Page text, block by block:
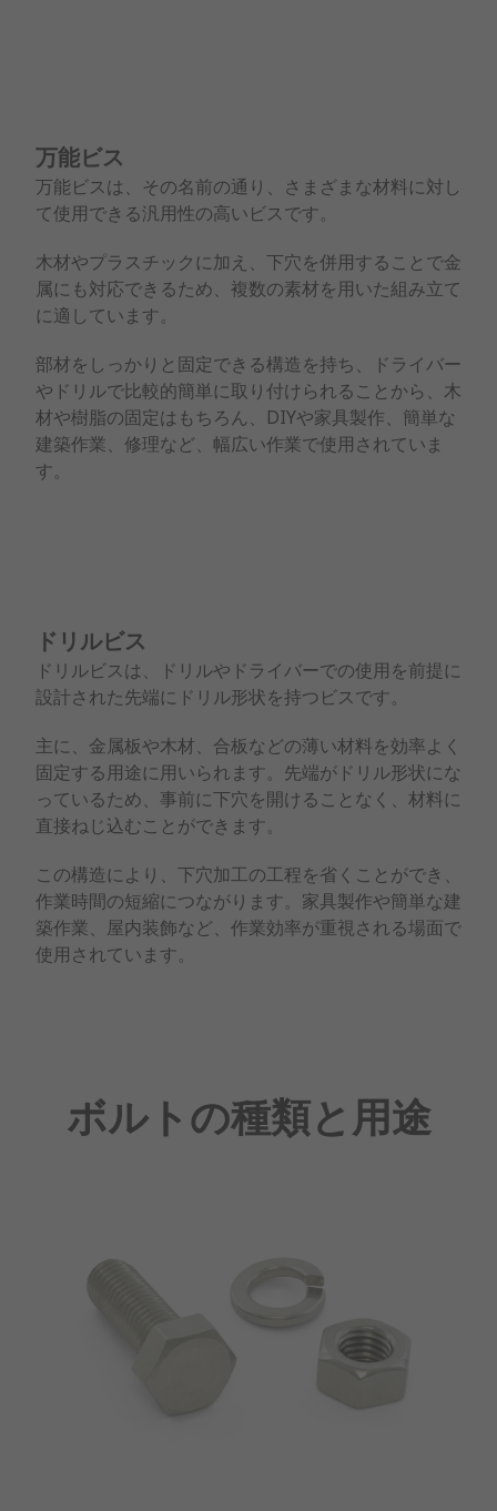
万能ビス
万能ビスは、その名前の通り、さまざまな材料に対し
て使用できる汎用性の高いビスです。
木材やプラスチックに加え、下穴を併用することで金
属にも対応できるため、複数の素材を用いた組み立て
に適しています。
部材をしっかりと固定できる構造を持ち、ドライバー
やドリルで比較的簡単に取り付けられることから、木
材や樹脂の固定はもちろん、DIYや家具製作、簡単な
建築作業、修理など、幅広い作業で使用されていま
す。
ドリルビス
ドリルビスは、ドリルやドライバーでの使用を前提に
設計された先端にドリル形状を持つビスです。
主に、金属板や木材、合板などの薄い材料を効率よく
固定する用途に用いられます。先端がドリル形状にな
っているため、事前に下穴を開けることなく、材料に
直接ねじ込むことができます。
この構造により、下穴加工の工程を省くことができ、
作業時間の短縮につながります。家具製作や簡単な建
築作業、屋内装飾など、作業効率が重視される場面で
使用されています。
ボルトの種類と用途